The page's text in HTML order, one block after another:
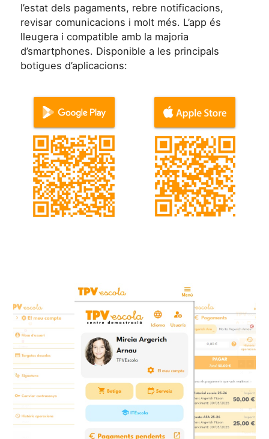
l’estat dels pagaments, rebre notificacions,
revisar comunicacions i molt més. L’app és
lleugera i compatible amb la majoria
d’smartphones. Disponible a les principals
botigues d’aplicacions: